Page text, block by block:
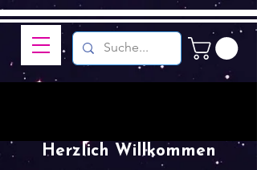
Herzlich Willkommen